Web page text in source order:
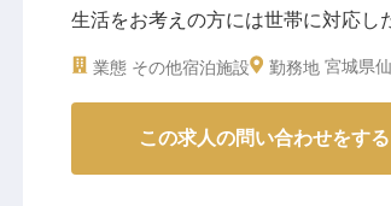
生活をお考えの方には世帯に対応
分の「松月産業株式会社」は、市内
ービスを低価格高品質で提供、幅
業態 その他宿泊施設 勤務地 宮城県
この求人の問い合わせをする